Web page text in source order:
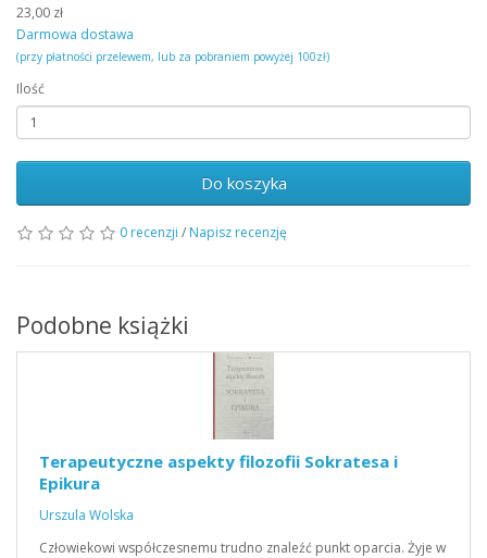
23,00 zł
Darmowa dostawa
(przy płatności przelewem, lub za pobraniem powyżej 100zł)
Ilość
Do koszyka
0 recenzji / Napisz recenzję
Podobne książki
Terapeutyczne aspekty filozofii Sokratesa i
Epikura
Urszula Wolska
Człowiekowi współczesnemu trudno znaleźć punkt oparcia. Żyje w